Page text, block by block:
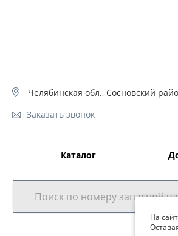
Челябинская обл., Сосновский
Заказать звонок
Каталог
На